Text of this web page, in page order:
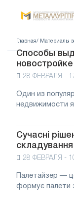
Главная/ Материалы
Способы
новостройке
28 ФЕВРАЛЯ -
Один из
недвижимости
Сучасні
28 ФЕВРАЛЯ -
Палетайзер —
формує палети